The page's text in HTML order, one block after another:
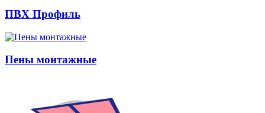
ПВХ Профиль
Пены монтажные